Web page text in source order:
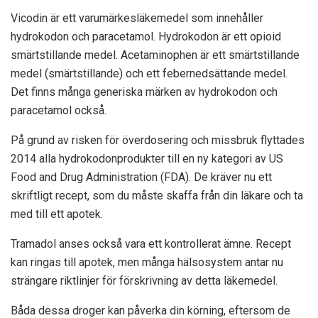
Vicodin är ett varumärkesläkemedel som innehåller
hydrokodon och paracetamol. Hydrokodon är ett opioid
smärtstillande medel. Acetaminophen är ett smärtstillande
medel (smärtstillande) och ett febernedsättande medel.
Det finns många generiska märken av hydrokodon och
paracetamol också.
På grund av risken för överdosering och missbruk flyttades
2014 alla hydrokodonprodukter till en ny kategori av US
Food and Drug Administration (FDA). De kräver nu ett
skriftligt recept, som du måste skaffa från din läkare och ta
med till ett apotek.
Tramadol anses också vara ett kontrollerat ämne. Recept
kan ringas till apotek, men många hälsosystem antar nu
strängare riktlinjer för förskrivning av detta läkemedel.
Båda dessa droger kan påverka din körning, eftersom de